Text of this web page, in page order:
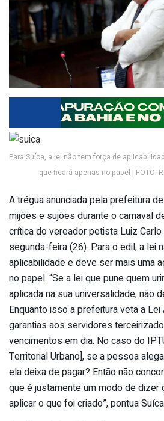
Para Suíca, a lei não tem força de
que ficará apenas no papel | FOTO:
A trégua anunciada pela prefeitura
mijões e sujões durante o carnaval
crítica do vereador petista Luiz
segunda-feira (26). Para o edil, a lei
aplicabilidade e deve ser mais uma
no papel. “Se a lei que pune quem
aplicada na sua universalidade, não
Enquanto isso a prefeitura veta a
garantias aos servidores
vencimentos em dia. No caso do
Territorial Urbano], se a pessoa
ela deixa de pagar? Então não
que é justamente um modo de dizer
aplicar o que foi criado”, pontua